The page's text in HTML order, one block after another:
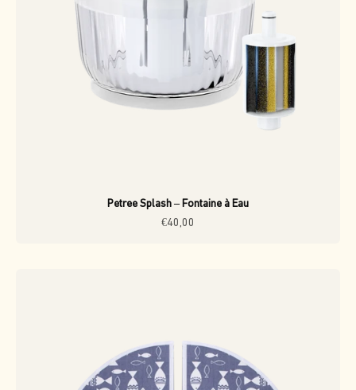
Petree Splash – Fontaine à Eau
Prix de vente
€40,00